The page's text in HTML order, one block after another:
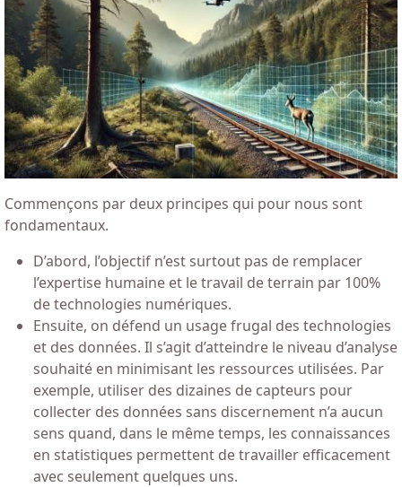
Commençons par deux principes qui pour nous sont
fondamentaux.
D’abord, l’objectif n’est surtout pas de remplacer
l’expertise humaine et le travail de terrain par 100%
de technologies numériques.
Ensuite, on défend un usage frugal des technologies
et des données. Il s’agit d’atteindre le niveau d’analyse
souhaité en minimisant les ressources utilisées. Par
exemple, utiliser des dizaines de capteurs pour
collecter des données sans discernement n’a aucun
sens quand, dans le même temps, les connaissances
en statistiques permettent de travailler efficacement
avec seulement quelques uns.